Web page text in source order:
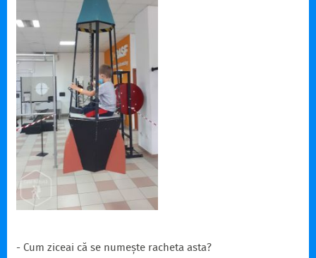
- Cum ziceai că se numește racheta asta?